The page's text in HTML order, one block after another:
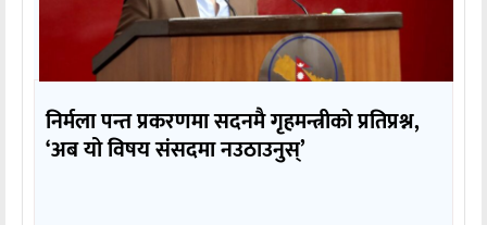
निर्मला पन्त प्रकरणमा सदनमै गृहमन्त्रीको प्रतिप्रश्न,
‘अब यो विषय संसदमा नउठाउनुस्’